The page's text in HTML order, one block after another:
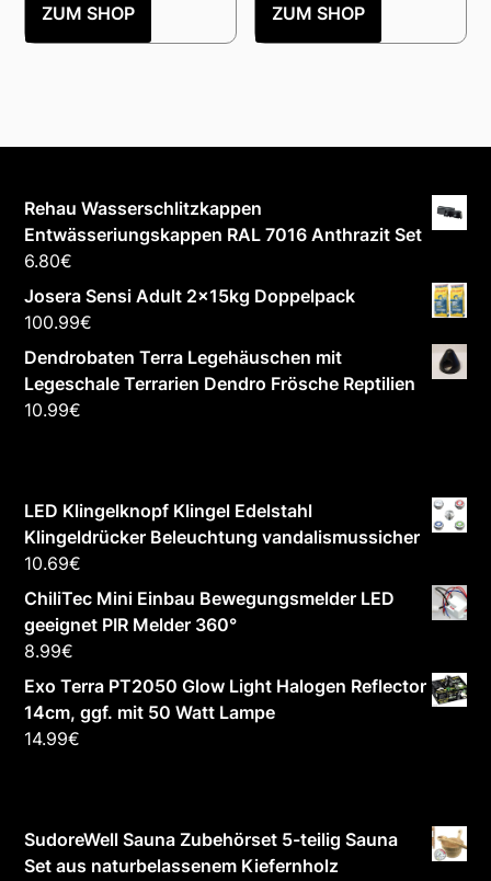
ZUM SHOP ZUM SHOP
Rehau Wasserschlitzkappen
Entwässeriungskappen RAL 7016 Anthrazit Set
6.80€
Josera Sensi Adult 2x15kg Doppelpack
100.99€
Dendrobaten Terra Legehäuschen mit
Legeschale Terrarien Dendro Frösche Reptilien
10.99€
LED Klingelknopf Klingel Edelstahl
Klingeldrücker Beleuchtung vandalismussicher
10.69€
ChiliTec Mini Einbau Bewegungsmelder LED
geeignet PIR Melder 360°
8.99€
Exo Terra PT2050 Glow Light Halogen Reflector
14cm, ggf. mit 50 Watt Lampe
14.99€
SudoreWell Sauna Zubehörset 5-teilig Sauna
Set aus naturbelassenem Kiefernholz